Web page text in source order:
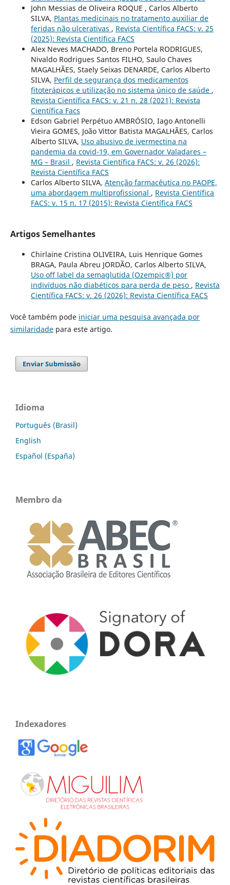
John Messias de Oliveira ROQUE , Carlos Alberto
SILVA, Plantas medicinais no tratamento auxiliar de
feridas não ulcerativas , Revista Científica FACS: v. 25
(2025): Revista Científica FACS
Alex Neves MACHADO, Breno Portela RODRIGUES,
Nivaldo Rodrigues Santos FILHO, Saulo Chaves
MAGALHÃES, Staely Seixas DENARDE, Carlos Alberto
SILVA, Perfil de segurança dos medicamentos
fitoterápicos e utilização no sistema único de saúde ,
Revista Científica FACS: v. 21 n. 28 (2021): Revista
Científica Facs
Edson Gabriel Perpétuo AMBRÓSIO, Iago Antonelli
Vieira GOMES, João Vittor Batista MAGALHÃES, Carlos
Alberto SILVA, Uso abusivo de ivermectina na
pandemia da covid-19, em Governador Valadares –
MG – Brasil , Revista Científica FACS: v. 26 (2026):
Revista Científica FACS
Carlos Alberto SILVA, Atenção farmacêutica no PAOPE,
uma abordagem multiprofissional , Revista Científica
FACS: v. 15 n. 17 (2015): Revista Científica FACS
Artigos Semelhantes
Chirlaine Cristina OLIVEIRA, Luis Henrique Gomes
BRAGA, Paula Abreu JORDÃO, Carlos Alberto SILVA,
Uso off label da semaglutida (Ozempic®) por
indivíduos não diabéticos para perda de peso , Revista
Científica FACS: v. 26 (2026): Revista Científica FACS
Você também pode iniciar uma pesquisa avançada por
similaridadepara este artigo.
Enviar Submissão
Idioma
Português (Brasil)
English
Español (España)
Membro da
Indexadores